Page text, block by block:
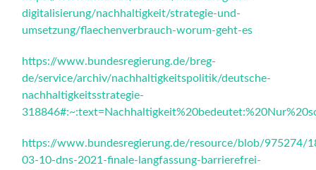
digitalisierung/nachhaltigkeit/strategie-und-
umsetzung/flaechenverbrauch-worum-geht-es
https://www.bundesregierung.de/breg-
de/service/archiv/nachhaltigkeitspolitik/deutsche-
nachhaltigkeitsstrategie-
https://www.bundesregierung.de/resource/blob/
03-10-dns-2021-finale-langfassung-barrierefrei-